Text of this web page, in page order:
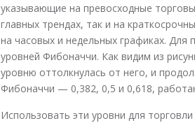
указывающие на превосходные
главных трендах, так и на
на часовых и недельных графиках. Для
уровней Фибоначчи. Как видим из
уровню оттолкнулась от него, и
Фибоначчи — 0,382, 0,5 и 0,618,
Использовать эти уровни для